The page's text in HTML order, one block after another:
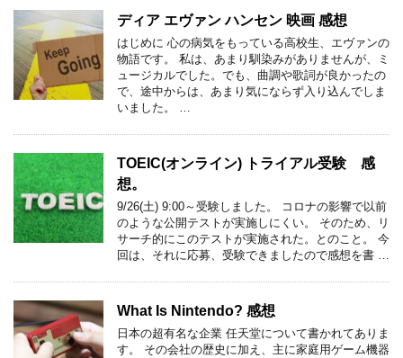
ディア エヴァン ハンセン 映画 感想
はじめに 心の病気をもっている高校生、エヴァンの
物語です。 私は、あまり馴染みがありませんが、ミ
ュージカルでした。でも、曲調や歌詞が良かったの
で、途中からは、あまり気にならず入り込んでしま
いました。 …
TOEIC(オンライン) トライアル受験 感
想。
9/26(土) 9:00～受験しました。 コロナの影響で以前
のような公開テストが実施しにくい。 そのため、リ
サーチ的にこのテストが実施された。とのこと。 今
回は、それに応募、受験できましたので感想を書 …
What Is Nintendo? 感想
日本の超有名な企業 任天堂について書かれてありま
す。 その会社の歴史に加え、主に家庭用ゲーム機器